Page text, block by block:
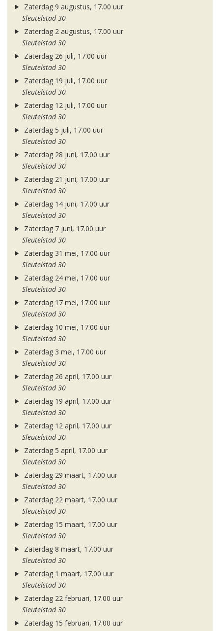
Zaterdag 9 augustus, 17.00 uur
Sleutelstad 30
Zaterdag 2 augustus, 17.00 uur
Sleutelstad 30
Zaterdag 26 juli, 17.00 uur
Sleutelstad 30
Zaterdag 19 juli, 17.00 uur
Sleutelstad 30
Zaterdag 12 juli, 17.00 uur
Sleutelstad 30
Zaterdag 5 juli, 17.00 uur
Sleutelstad 30
Zaterdag 28 juni, 17.00 uur
Sleutelstad 30
Zaterdag 21 juni, 17.00 uur
Sleutelstad 30
Zaterdag 14 juni, 17.00 uur
Sleutelstad 30
Zaterdag 7 juni, 17.00 uur
Sleutelstad 30
Zaterdag 31 mei, 17.00 uur
Sleutelstad 30
Zaterdag 24 mei, 17.00 uur
Sleutelstad 30
Zaterdag 17 mei, 17.00 uur
Sleutelstad 30
Zaterdag 10 mei, 17.00 uur
Sleutelstad 30
Zaterdag 3 mei, 17.00 uur
Sleutelstad 30
Zaterdag 26 april, 17.00 uur
Sleutelstad 30
Zaterdag 19 april, 17.00 uur
Sleutelstad 30
Zaterdag 12 april, 17.00 uur
Sleutelstad 30
Zaterdag 5 april, 17.00 uur
Sleutelstad 30
Zaterdag 29 maart, 17.00 uur
Sleutelstad 30
Zaterdag 22 maart, 17.00 uur
Sleutelstad 30
Zaterdag 15 maart, 17.00 uur
Sleutelstad 30
Zaterdag 8 maart, 17.00 uur
Sleutelstad 30
Zaterdag 1 maart, 17.00 uur
Sleutelstad 30
Zaterdag 22 februari, 17.00 uur
Sleutelstad 30
Zaterdag 15 februari, 17.00 uur